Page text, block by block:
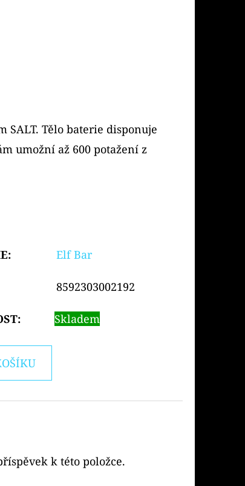
SALT. Tělo baterie disponuje
umožní až 600 potažení z
: Elf Bar
8592303002192
Skladem
k této položce.